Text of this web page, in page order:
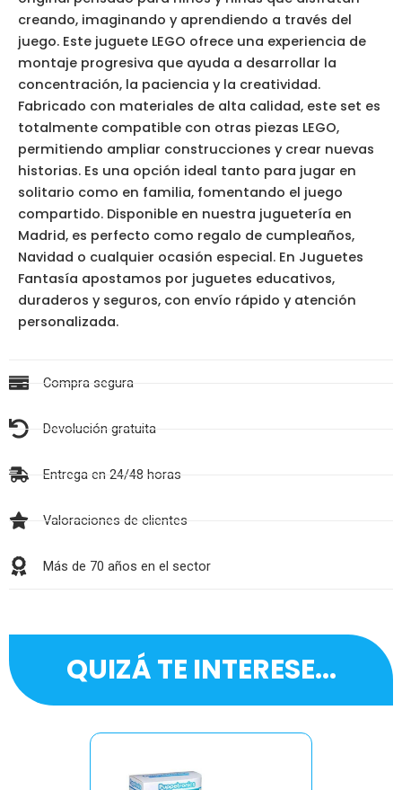
creando, imaginando y aprendiendo a través del
juego. Este juguete LEGO ofrece una experiencia de
montaje progresiva que ayuda a desarrollar la
concentración, la paciencia y la creatividad.
Fabricado con materiales de alta calidad, este set es
totalmente compatible con otras piezas LEGO,
permitiendo ampliar construcciones y crear nuevas
historias. Es una opción ideal tanto para jugar en
solitario como en familia, fomentando el juego
compartido. Disponible en nuestra juguetería en
Madrid, es perfecto como regalo de cumpleaños,
Navidad o cualquier ocasión especial. En Juguetes
Fantasía apostamos por juguetes educativos,
duraderos y seguros, con envío rápido y atención
personalizada.
Compra segura
Devolución gratuita
Entrega en 24/48 horas
Valoraciones de clientes
Más de 70 años en el sector
QUIZÁ TE INTERESE...